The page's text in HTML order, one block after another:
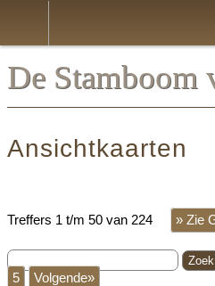
De Stamboom
Ansichtkaarten
Treffers 1 t/m 50 van 224 » Zie
5
Volgende»